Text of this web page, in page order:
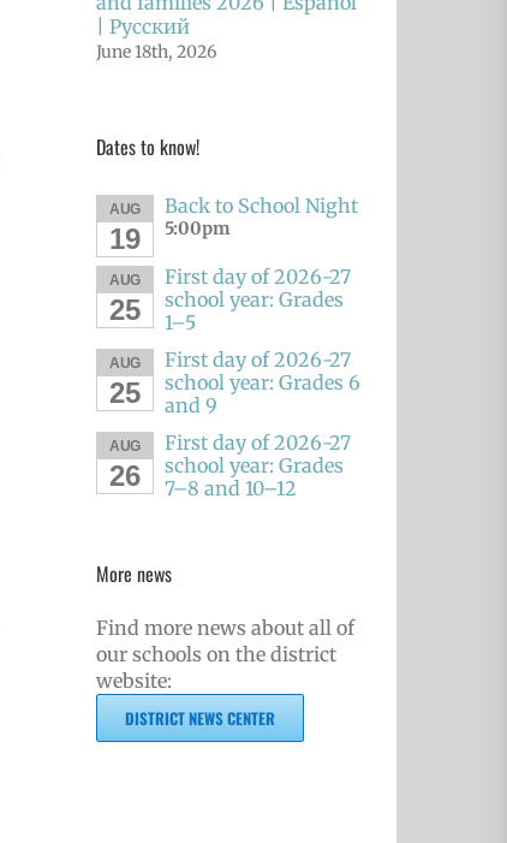
| Русский
June 18th, 2026
Dates to know!
AUG
19
Back to School Night
5:00pm
AUG
25
First day of 2026-27
school year: Grades
1–5
AUG
25
First day of 2026-27
school year: Grades 6
and 9
AUG
26
First day of 2026-27
school year: Grades
7–8 and 10–12
More news
Find more news about all of
our schools on the district
website:
DISTRICT NEWS CENTER